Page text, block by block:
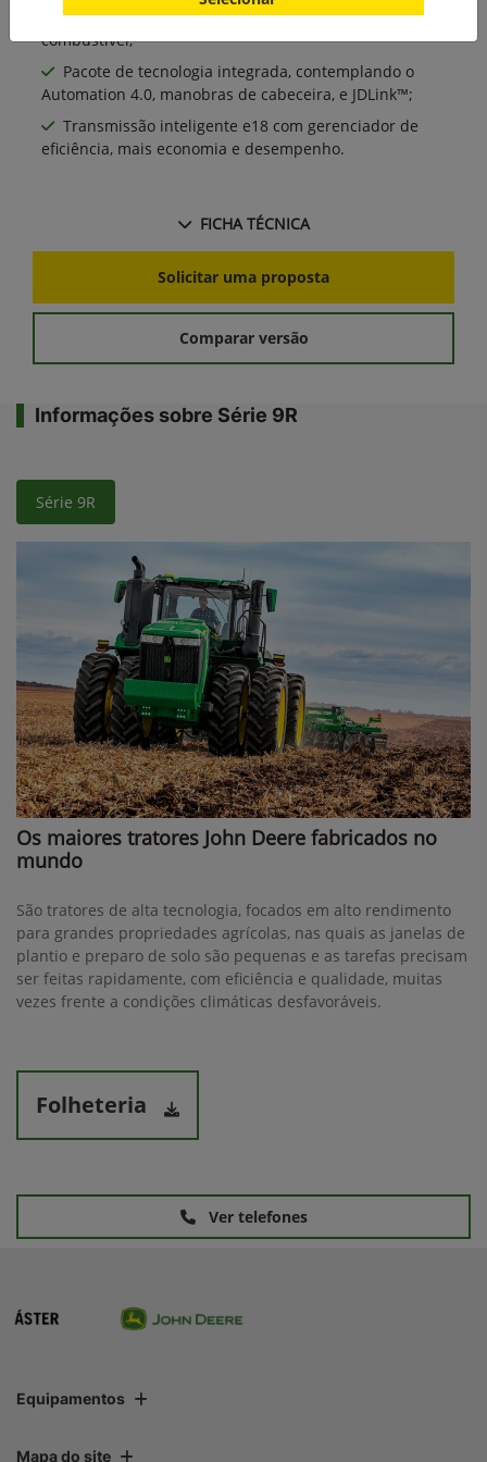
alta confiabilidade e eficiência no consumo de
combustível;
Pacote de tecnologia integrada, contemplando o
Automation 4.0, manobras de cabeceira, e JDLink™;
Transmissão inteligente e18 com gerenciador de
eficiência, mais economia e desempenho.
FICHA TÉCNICA
Solicitar uma proposta
Comparar versão
Informações sobre Série 9R
Série 9R
Os maiores tratores John Deere fabricados no
mundo
São tratores de alta tecnologia, focados em alto rendimento
para grandes propriedades agrícolas, nas quais as janelas de
plantio e preparo de solo são pequenas e as tarefas precisam
ser feitas rapidamente, com eficiência e qualidade, muitas
vezes frente a condições climáticas desfavoráveis.
Folheteria
Ver telefones
Equipamentos
Mapa do site